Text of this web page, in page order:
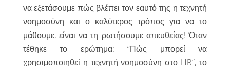
να εξετάσουμε πώς βλέπει τον εαυτό της η τεχνητή
νοημοσύνη και ο καλύτερος τρόπος για να το
μάθουμε, είναι να τη ρωτήσουμε απευθείας! Όταν
τέθηκε το ερώτημα: “Πώς μπορεί να
χρησιμοποιηθεί η τεχνητή νοημοσύνη στο HR”, το